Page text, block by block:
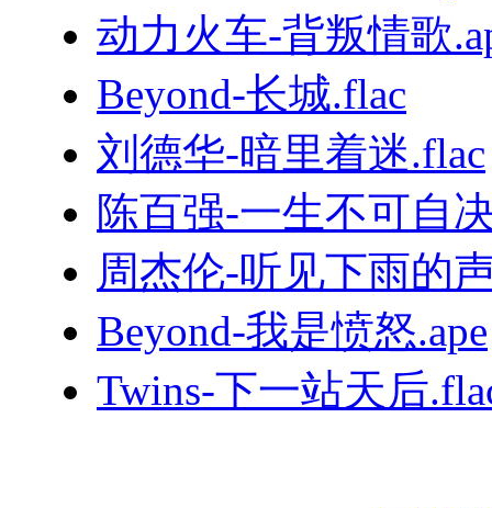
动力火车-背叛情歌
Beyond-长城.flac
刘德华-暗里着迷.flac
陈百强-一生不可自
周杰伦-听见下雨的
Beyond-我是愤怒.ape
Twins-下一站天后